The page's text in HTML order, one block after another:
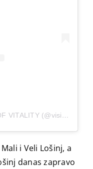
Objavu dijeli LOŠINJ – ISLAND OF VITALITY (@visitlosinj)
i Veli Lošinj, a
danas zapravo